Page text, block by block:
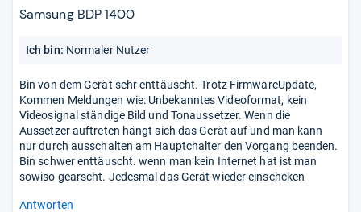
5
Samsung BDP 1400
Ich bin: Normaler Nutzer
Bin von dem Gerät sehr enttäuscht. Trotz FirmwareUpdate,
Kommen Meldungen wie: Unbekanntes Videoformat, kein
Videosignal ständige Bild und Tonaussetzer. Wenn die
Aussetzer auftreten hängt sich das Gerät auf und man kann
nur durch ausschalten am Hauptchalter den Vorgang beenden.
Bin schwer enttäuscht. wenn man kein Internet hat ist man
sowiso gearscht. Jedesmal das Gerät wieder einschcken
Antworten